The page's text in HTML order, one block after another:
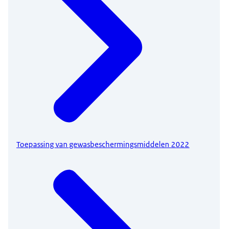
Toepassing van gewasbeschermingsmiddelen 2022